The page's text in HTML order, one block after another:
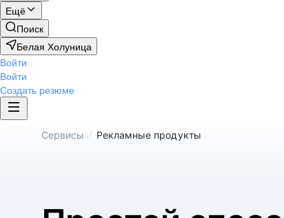
Ещё
Поиск
Белая Холуница
Войти
Войти
Создать резюме
Сервисы / Рекламные продукты